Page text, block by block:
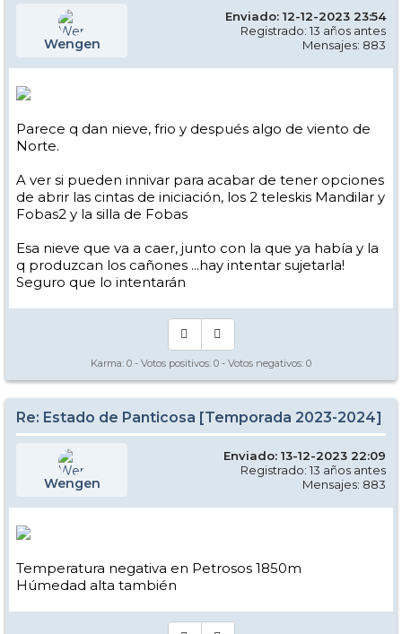
Wengen
Enviado: 12-12-2023 23:54
Registrado: 13 años antes
Mensajes: 883
Parece q dan nieve, frio y después algo de viento de
Norte.
A ver si pueden innivar para acabar de tener opciones
de abrir las cintas de iniciación, los 2 teleskis Mandilar y
Fobas2 y la silla de Fobas
Esa nieve que va a caer, junto con la que ya había y la
q produzcan los cañones ...hay intentar sujetarla!
Seguro que lo intentarán
Karma: 0 - Votos positivos: 0 - Votos negativos: 0
Re: Estado de Panticosa [Temporada 2023-2024]
Wengen
Enviado: 13-12-2023 22:09
Registrado: 13 años antes
Mensajes: 883
Temperatura negativa en Petrosos 1850m
Húmedad alta también